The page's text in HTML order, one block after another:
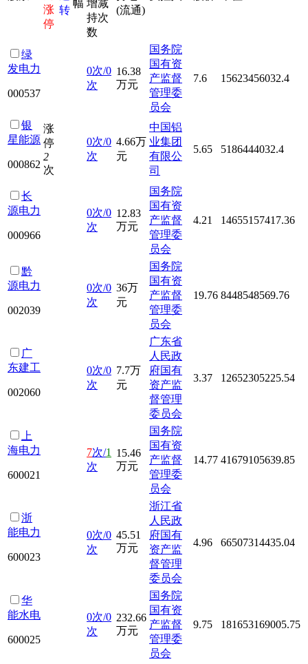
涨
停
转
幅 增减
持次
数
(流通)
绿
发电力
000537
0次/0
次
16.38
万元
国务院
国有资
产监督
管理委
员会
7.6 15623456032.4
银
星能源
000862
涨
停
2
次
0次/0
次
4.66万
元
中国铝
业集团
有限公
司
5.65 5186444032.4
长
源电力
000966
0次/0
次
12.83
万元
国务院
国有资
产监督
管理委
员会
4.21 14655157417.36
黔
源电力
002039
0次/0
次
36万
元
国务院
国有资
产监督
管理委
员会
19.76 8448548569.76
广
东建工
002060
0次/0
次
7.7万
元
广东省
人民政
府国有
资产监
督管理
委员会
3.37 12652305225.54
上
海电力
600021
7次/1
次
15.46
万元
国务院
国有资
产监督
管理委
员会
14.77 41679105639.85
浙
能电力
600023
0次/0
次
45.51
万元
浙江省
人民政
府国有
资产监
督管理
委员会
4.96 66507314435.04
华
能水电
600025
0次/0
次
232.66
万元
国务院
国有资
产监督
管理委
员会
9.75 181653169005.75